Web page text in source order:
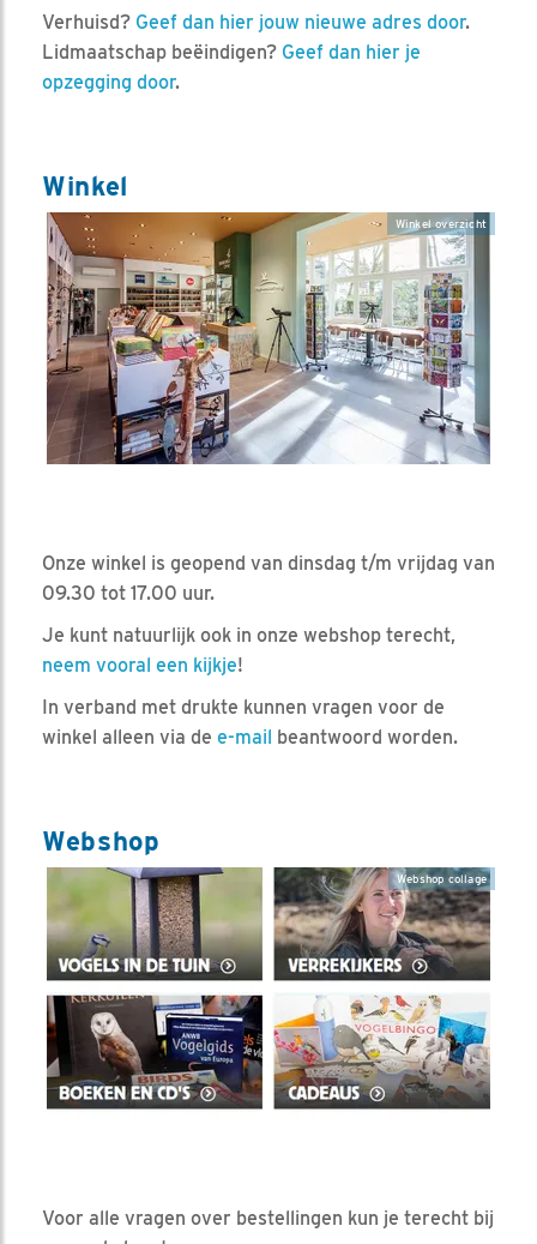
Verhuisd? Geef dan hier jouw nieuwe adres door.
Lidmaatschap beëindigen? Geef dan hier je
opzegging door.
Winkel
Winkel overzicht
Onze winkel is geopend van dinsdag t/m vrijdag van
09.30 tot 17.00 uur.
Je kunt natuurlijk ook in onze webshop terecht,
neem vooral een kijkje!
In verband met drukte kunnen vragen voor de
winkel alleen via de e-mail beantwoord worden.
Webshop
Webshop collage
Voor alle vragen over bestellingen kun je terecht bij